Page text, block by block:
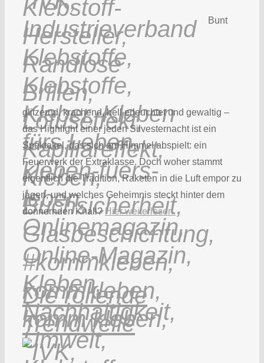
Bunt
glitzernd, krachend, hell erleuchtet und gewaltig –
das Highlight einer jeden Silvesternacht ist ein
Spektakel, das sich am Himmel abspielt: ein
Feuerwerk der Extraklasse. Doch woher stammt
eigentlich die Tradition, Raketen in die Luft empor zu
jagen, und welches Geheimnis steckt hinter dem
donnernden Knall?Hier weiterlesen.
Die rollende
Trendwelle